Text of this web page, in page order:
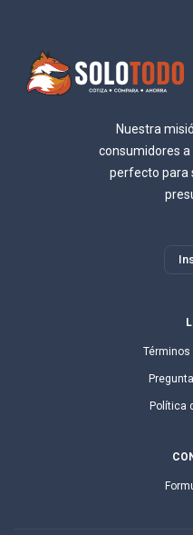
Nuestra
consumidores
perfecto para
Política